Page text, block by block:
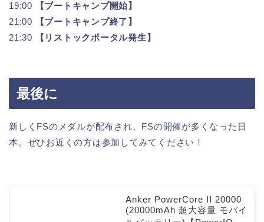
19:00
【ブートキャンプ開始】
21:00
【ブートキャンプ終了】
21:30
【リストックポータル発生】
最後に
新しくFSのメダルが配布され、FSの開催が多くなった日
本。ぜひお近くの方は参加してみてください！
Anker PowerCore II 20000
(20000mAh 超大容量 モバイ